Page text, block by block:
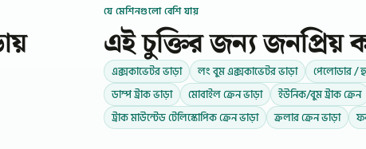
যে মেশিনগুলো বেশি যায়
এই চুক্তির জন্য জনপ্রিয়
এক্সকাভেটর ভাড়া লং বুম এক্সকাভেটর ভাড়া পেলোডার /
ডাম্প ট্রাক ভাড়া
মোবাইল ক্রেন ভাড়া ইউনিক/বুম ট্রাক ক্রেন
ট্রাক মাউন্টেড টেলিস্কোপিক ক্রেন ভাড়া
ক্রলার ক্রেন ভাড়া